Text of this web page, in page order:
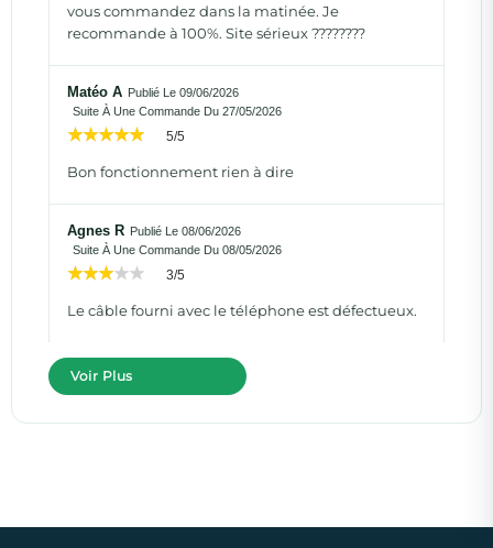
vous commandez dans la matinée. Je
recommande à 100%. Site sérieux ????????
Matéo A Publié Le 09/06/2026
Suite À Une Commande Du 27/05/2026
5/5
Bon fonctionnement rien à dire
Agnes R Publié Le 08/06/2026
Suite À Une Commande Du 08/05/2026
3/5
Le câble fourni avec le téléphone est défectueux.
Voir Plus